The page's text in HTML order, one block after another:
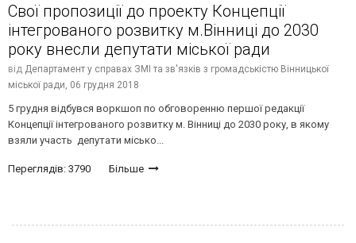
Свої пропозиції до проекту Концепції
інтегрованого розвитку м.Вінниці до 2030
року внесли депутати міської ради
від Департамент у справах ЗМІ та зв'язків з громадськістю Вінницької
міської ради, 06 грудня 2018
5 грудня відбувся воркшоп по обговоренню першої редакції
Концепції інтегрованого розвитку м. Вінниці до 2030 року, в якому
взяли участь депутати місько...
Переглядів: 3790 Більше